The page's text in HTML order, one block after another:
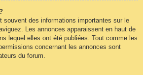
souvent des informations importantes sur le
Les annonces apparaissent en haut de
lequel elles ont été publiées. Tout comme les
concernant les annonces sont
du forum.